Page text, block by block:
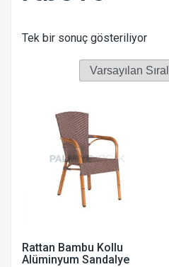
Tek bir sonuç gösteriliyor
Rattan Bambu Kollu
Alüminyum Sandalye